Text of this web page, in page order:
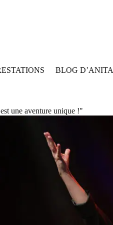
une aventure unique !"
BLOG D’ANITA